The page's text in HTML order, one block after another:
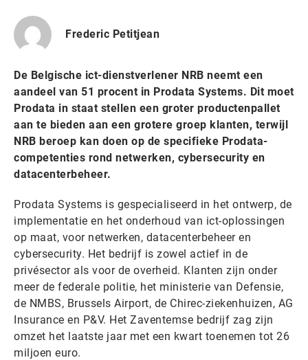
Frederic Petitjean
De Belgische ict-dienstverlener NRB neemt een
aandeel van 51 procent in Prodata Systems. Dit moet
Prodata in staat stellen een groter productenpallet
aan te bieden aan een grotere groep klanten, terwijl
NRB beroep kan doen op de specifieke Prodata-
competenties rond netwerken, cybersecurity en
datacenterbeheer.
Prodata Systems is gespecialiseerd in het ontwerp, de
implementatie en het onderhoud van ict-oplossingen
op maat, voor netwerken, datacenterbeheer en
cybersecurity. Het bedrijf is zowel actief in de
privésector als voor de overheid. Klanten zijn onder
meer de federale politie, het ministerie van Defensie,
de NMBS, Brussels Airport, de Chirec-ziekenhuizen, AG
Insurance en P&V. Het Zaventemse bedrijf zag zijn
omzet het laatste jaar met een kwart toenemen tot 26
miljoen euro.